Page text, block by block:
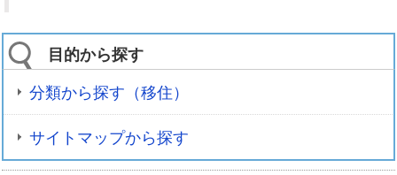
目的から探す
分類から探す（移住）
サイトマップから探す